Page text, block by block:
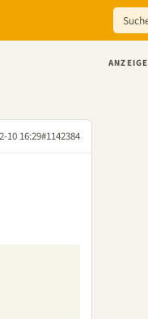
10 16:29#1142384
ANZEIGE